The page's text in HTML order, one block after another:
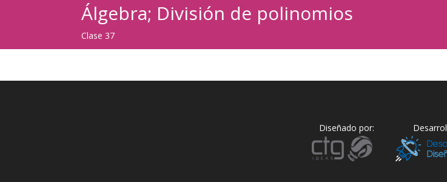
Álgebra; División de polinomios
Clase 37
Diseñado por: